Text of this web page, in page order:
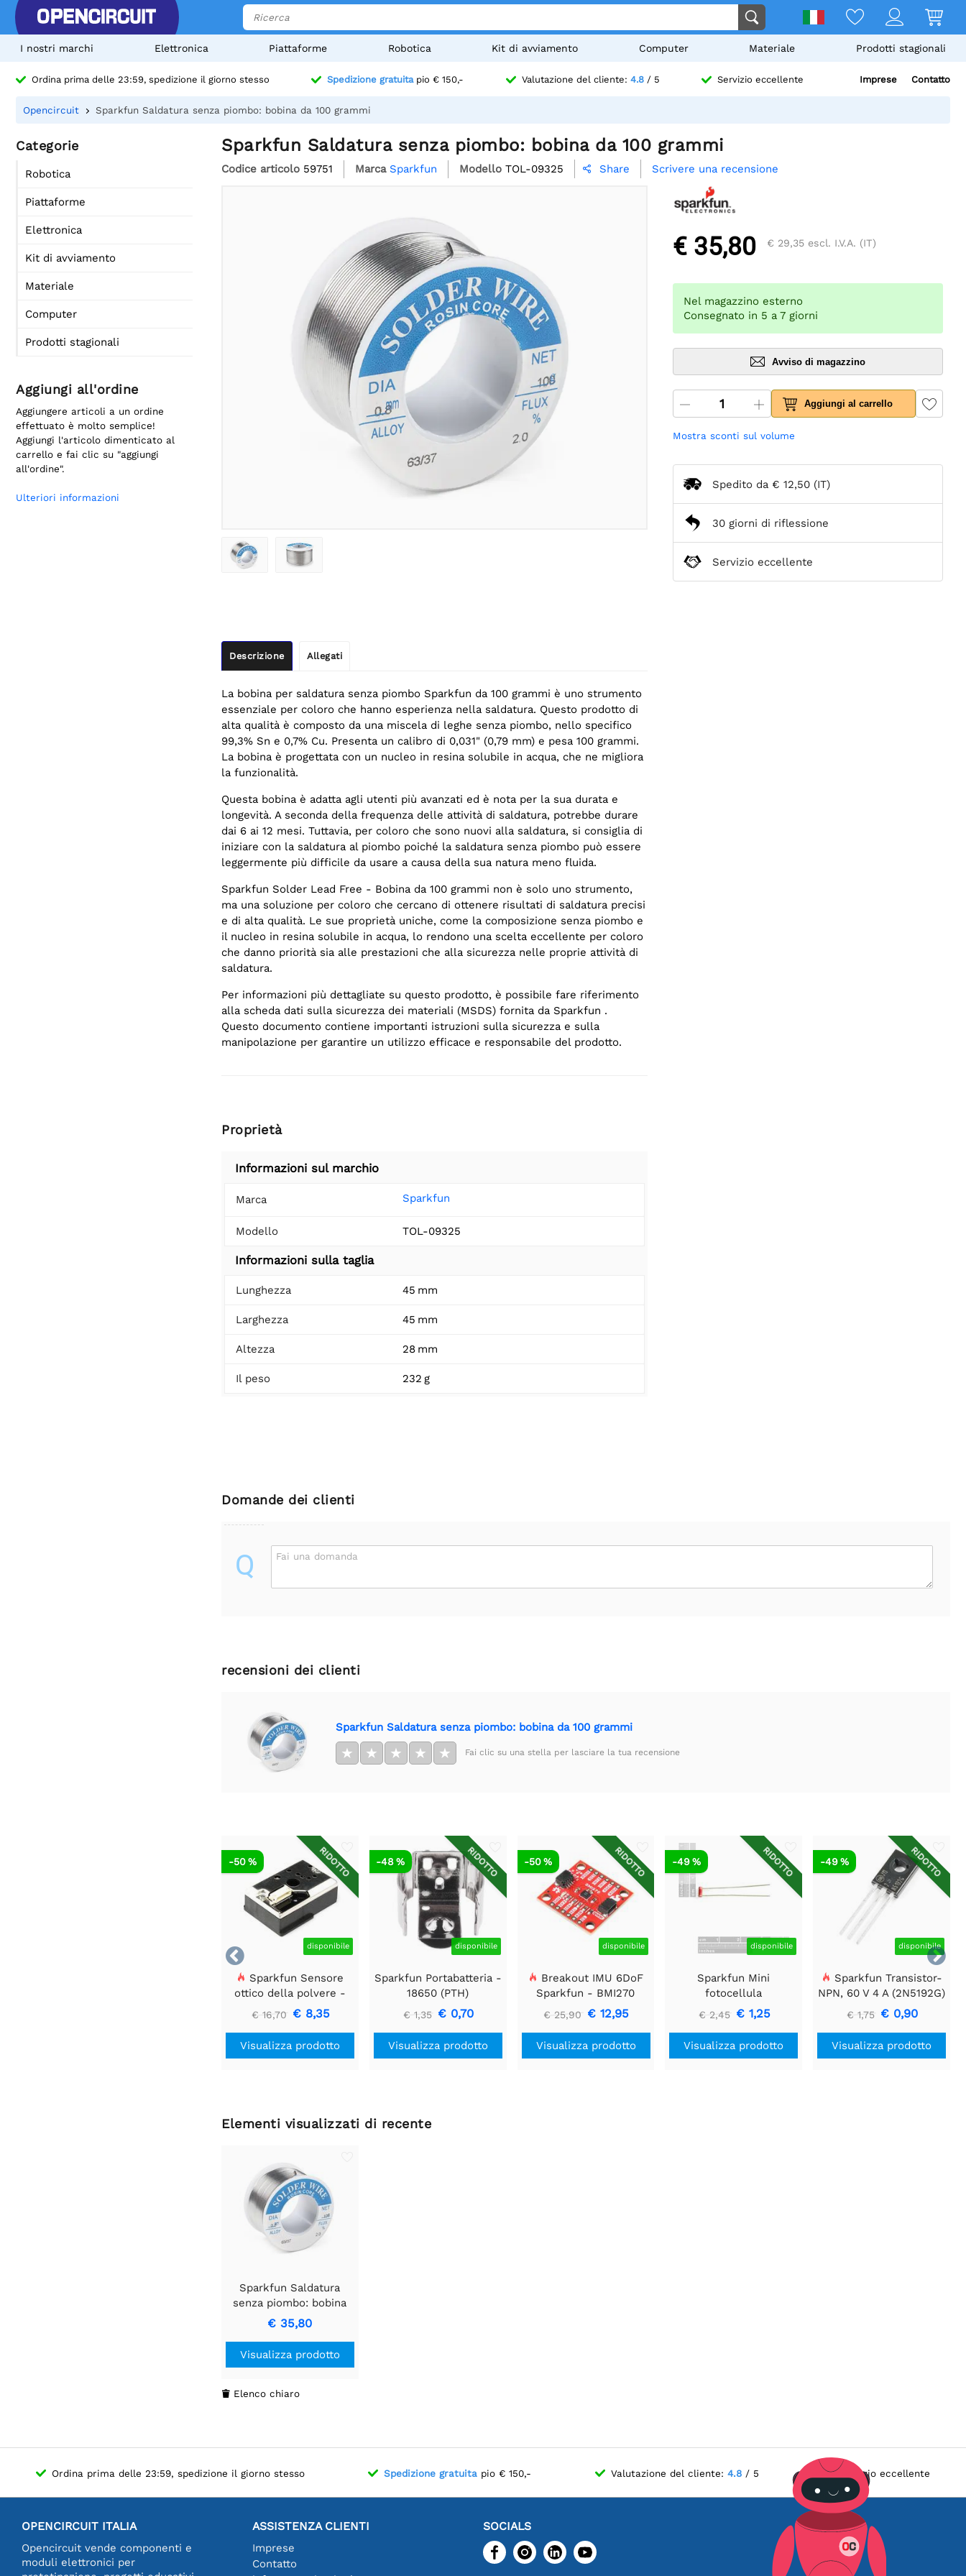
I nostri marchi Elettronica Piattaforme Robotica Kit di avviamento Computer Materiale Prodotti stagionali
Ordina prima delle 23:59, spedizione il giorno stesso Spedizione gratuitapio € 150,- Valutazione del cliente: 4.8/ 5 Servizio eccellente Imprese Contatto
Opencircuit Sparkfun Saldatura senza piombo: bobina da 100 grammi
Categorie
Robotica
Piattaforme
Elettronica
Kit di avviamento
Materiale
Computer
Prodotti stagionali
Aggiungi all'ordine
Aggiungere articoli a un ordine
effettuato è molto semplice!
Aggiungi l'articolo dimenticato al
carrello e fai clic su "aggiungi
all'ordine".
Ulteriori informazioni
Sparkfun Saldatura senza piombo: bobina da 100 grammi
Codice articolo 59751 Marca Sparkfun Modello TOL-09325  Share Scrivere una recensione
Descrizione Allegati
La bobina per saldatura senza piombo Sparkfun da 100 grammi è uno strumento
essenziale per coloro che hanno esperienza nella saldatura. Questo prodotto di
alta qualità è composto da una miscela di leghe senza piombo, nello specifico
99,3% Sn e 0,7% Cu. Presenta un calibro di 0,031" (0,79 mm) e pesa 100 grammi.
La bobina è progettata con un nucleo in resina solubile in acqua, che ne migliora
la funzionalità.
Questa bobina è adatta agli utenti più avanzati ed è nota per la sua durata e
longevità. A seconda della frequenza delle attività di saldatura, potrebbe durare
dai 6 ai 12 mesi. Tuttavia, per coloro che sono nuovi alla saldatura, si consiglia di
iniziare con la saldatura al piombo poiché la saldatura senza piombo può essere
leggermente più difficile da usare a causa della sua natura meno fluida.
Sparkfun Solder Lead Free - Bobina da 100 grammi non è solo uno strumento,
ma una soluzione per coloro che cercano di ottenere risultati di saldatura precisi
e di alta qualità. Le sue proprietà uniche, come la composizione senza piombo e
il nucleo in resina solubile in acqua, lo rendono una scelta eccellente per coloro
che danno priorità sia alle prestazioni che alla sicurezza nelle proprie attività di
saldatura.
Per informazioni più dettagliate su questo prodotto, è possibile fare riferimento
alla scheda dati sulla sicurezza dei materiali (MSDS) fornita da Sparkfun .
Questo documento contiene importanti istruzioni sulla sicurezza e sulla
manipolazione per garantire un utilizzo efficace e responsabile del prodotto.
Proprietà
Informazioni sul marchio
Marca Sparkfun
Modello TOL-09325
Informazioni sulla taglia
Lunghezza 45 mm
Larghezza 45 mm
Altezza 28 mm
Il peso 232 g
€ 35,80 € 29,35 escl. I.V.A. (IT)
Nel magazzino esterno
Consegnato in 5 a 7 giorni
Avviso di magazzino
Aggiungi al carrello
Mostra sconti sul volume
Spedito da € 12,50 (IT)
30 giorni di riflessione
Servizio eccellente
Domande dei clienti
Q Fai una domanda
recensioni dei clienti
Sparkfun Saldatura senza piombo: bobina da 100 grammi
★ ★ ★ ★ ★ Fai clic su una stella per lasciare la tua recensione


RIDOTTO
disponibile
-50 %
Sparkfun Sensore
ottico della polvere -
GP2Y1010AU0F
€ 16,70 € 8,35
Visualizza prodotto
RIDOTTO
disponibile
-48 %
Sparkfun Portabatteria -
18650 (PTH)
€ 1,35 € 0,70
Visualizza prodotto
RIDOTTO
disponibile
-50 %
Breakout IMU 6DoF
Sparkfun - BMI270
(Qwiic)
€ 25,90 € 12,95
Visualizza prodotto
RIDOTTO
disponibile
-49 %
Sparkfun Mini
fotocellula
€ 2,45 € 1,25
Visualizza prodotto
RIDOTTO
disponibile
-49 %
Sparkfun Transistor-
NPN, 60 V 4 A (2N5192G)
€ 1,75 € 0,90
Visualizza prodotto
Elementi visualizzati di recente
Sparkfun Saldatura
senza piombo: bobina
da 100 grammi
€ 35,80
Visualizza prodotto
 Elenco chiaro
Ordina prima delle 23:59, spedizione il giorno stesso Spedizione gratuita pio € 150,- Valutazione del cliente: 4.8/ 5 Servizio eccellente
OPENCIRCUIT ITALIA
Opencircuit vende componenti e
moduli elettronici per
ASSISTENZA CLIENTI
Imprese
Contatto
SOCIALS